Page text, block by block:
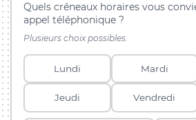
Quels créneaux horaires vous
appel téléphonique ?
Plusieurs choix possibles.
Lundi Mardi
Jeudi Vendredi